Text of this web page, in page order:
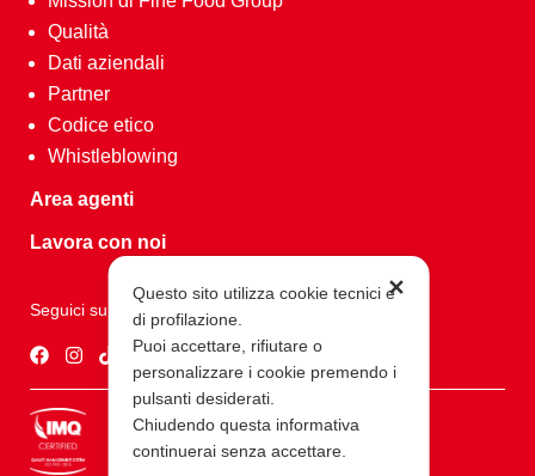
Qualità
Dati aziendali
Partner
Codice etico
Whistleblowing
Area agenti
Lavora con noi
Seguici su
✕
Questo sito utilizza cookie tecnici e
di profilazione.
Puoi accettare, rifiutare o
personalizzare i cookie premendo i
pulsanti desiderati.
Chiudendo questa informativa
continuerai senza accettare.